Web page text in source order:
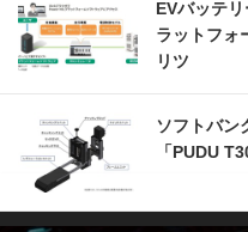
EVバッテ
ラットフォ
リツ
ソフトバン
「PUDU